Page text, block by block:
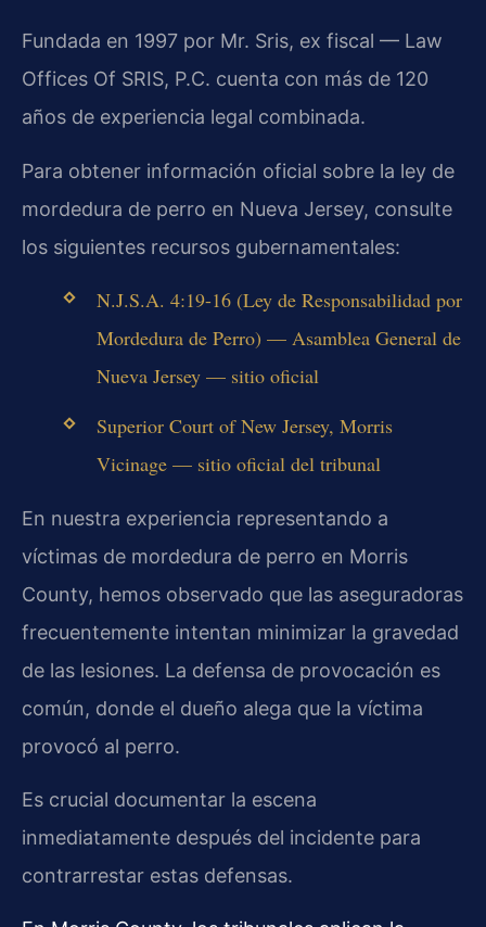
Fundada en 1997 por Mr. Sris, ex fiscal — Law
Offices Of SRIS, P.C. cuenta con más de 120
años de experiencia legal combinada.
Para obtener información oficial sobre la ley de
mordedura de perro en Nueva Jersey, consulte
los siguientes recursos gubernamentales:
N.J.S.A. 4:19-16 (Ley de Responsabilidad por
Mordedura de Perro) — Asamblea General de
Nueva Jersey — sitio oficial
Superior Court of New Jersey, Morris
Vicinage — sitio oficial del tribunal
En nuestra experiencia representando a
víctimas de mordedura de perro en Morris
County, hemos observado que las aseguradoras
frecuentemente intentan minimizar la gravedad
de las lesiones. La defensa de provocación es
común, donde el dueño alega que la víctima
provocó al perro.
Es crucial documentar la escena
inmediatamente después del incidente para
contrarrestar estas defensas.